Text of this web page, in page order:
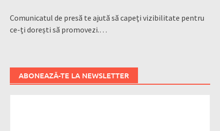
Comunicatul de presă te ajută să capeți vizibilitate pentru
ce-ți dorești să promovezi.…
ABONEAZĂ-TE LA NEWSLETTER